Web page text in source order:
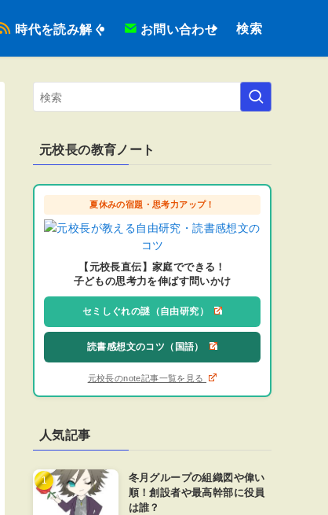
時代を読み解く お問い合わせ 検索
元校長の教育ノート
夏休みの宿題・思考力アップ！
【元校長直伝】家庭でできる！
子どもの思考力を伸ばす問いかけ
セミしぐれの謎（自由研究）
読書感想文のコツ（国語）
元校長のnote記事一覧を見る
人気記事
冬月グループの組織図や偉い
順！創設者や最高幹部に役員
は誰？